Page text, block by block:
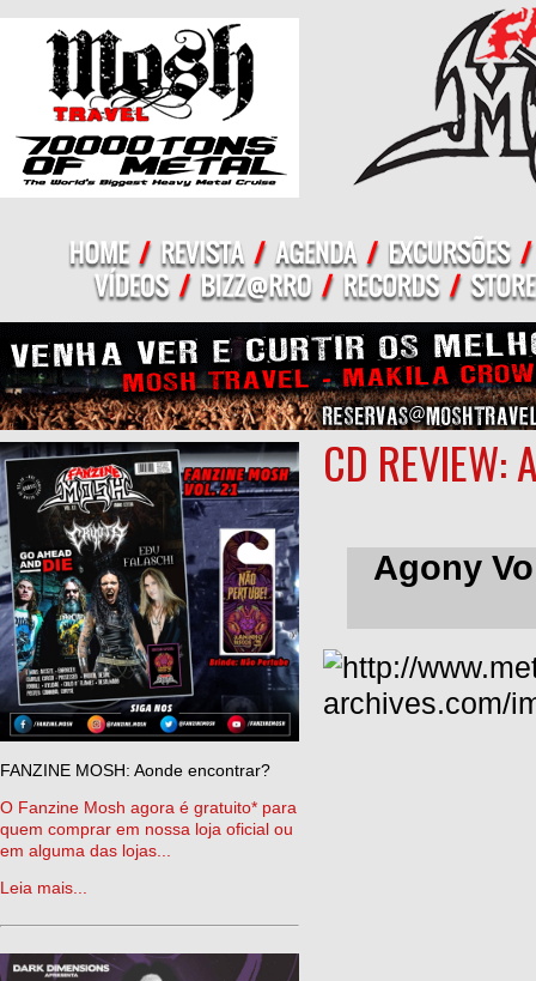
FANZINE MOSH: Aonde encontrar?
O Fanzine Mosh agora é gratuito* para
quem comprar em nossa loja oficial ou
em alguma das lojas...
Leia mais...
CD REVIEW:
Agony